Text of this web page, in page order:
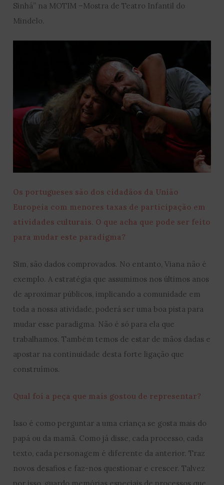
Sinhá” na MOTIM –Mostra de Teatro Infantil do
Mindelo.
Os portugueses são dos cidadãos da União
Europeia com menores taxas de participação em
atividades culturais. O que acha que pode ser feito
para mudar este paradigma?
Sim, são dados comprovados. No entanto, Viana não é
exemplo. A estratégia que assumimos nos últimos anos
de aproximar públicos, implicando a comunidade em
toda a nossa atividade, poderá ser uma boa pista para
mudar esse paradigma. Não é só para ela que
trabalhamos. Também temos de estar de mãos dadas e
apostar na continuidade desta forte ligação que
construímos.
Qual foi a peça que mais gostou de representar?
Isso é como perguntar a uma criança se gosta mais do
papá ou da mamã. Como já disse, cada processo, cada
texto, cada personagem é diferente da anterior. Traz
novos desafios e faz-nos questionar e crescer. Talvez